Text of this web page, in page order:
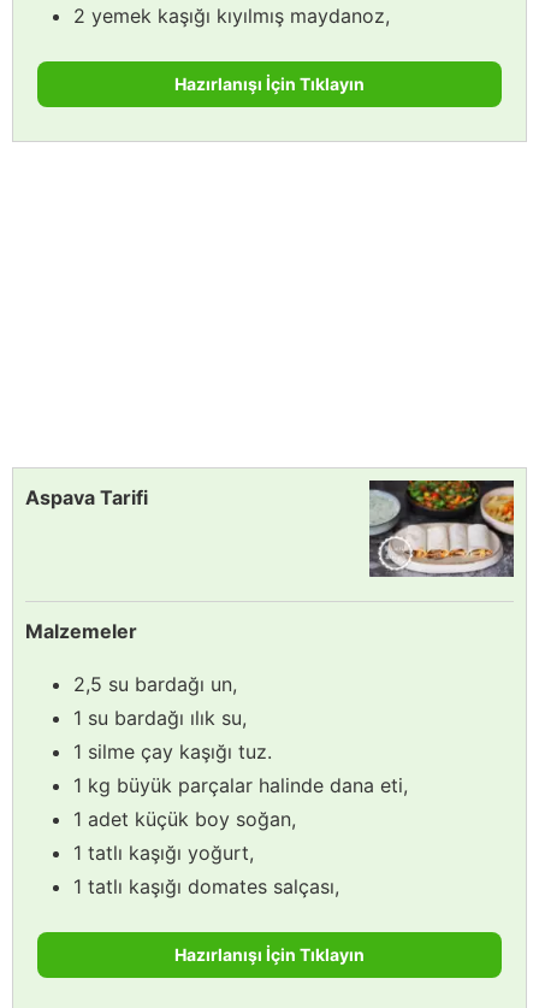
2 yemek kaşığı kıyılmış maydanoz,
Hazırlanışı İçin Tıklayın
Aspava Tarifi
Malzemeler
2,5 su bardağı un,
1 su bardağı ılık su,
1 silme çay kaşığı tuz.
1 kg büyük parçalar halinde dana eti,
1 adet küçük boy soğan,
1 tatlı kaşığı yoğurt,
1 tatlı kaşığı domates salçası,
Hazırlanışı İçin Tıklayın